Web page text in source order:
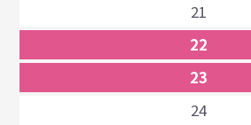
21
22
23
24